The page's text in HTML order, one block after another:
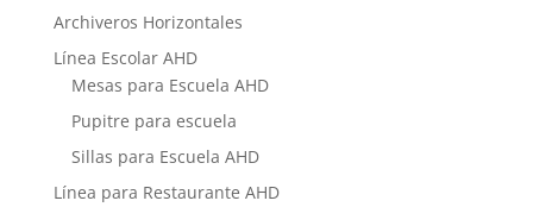
Archiveros Horizontales
Línea Escolar AHD
Mesas para Escuela AHD
Pupitre para escuela
Sillas para Escuela AHD
Línea para Restaurante AHD